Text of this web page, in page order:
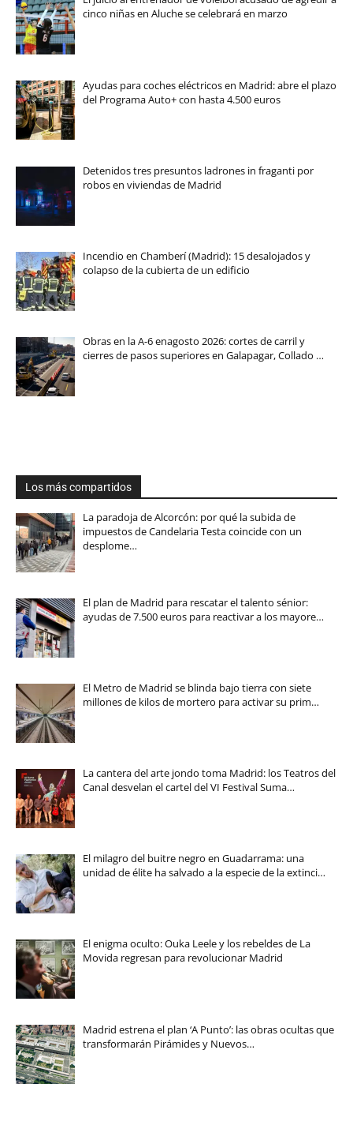
cinco niñas en Aluche se celebrará en marzo
Ayudas para coches eléctricos en Madrid: abre el plazo
del Programa Auto+ con hasta 4.500 euros
Detenidos tres presuntos ladrones in fraganti por
robos en viviendas de Madrid
Incendio en Chamberí (Madrid): 15 desalojados y
colapso de la cubierta de un edificio
Obras en la A-6 enagosto 2026: cortes de carril y
cierres de pasos superiores en Galapagar, Collado …
Los más compartidos
La paradoja de Alcorcón: por qué la subida de
impuestos de Candelaria Testa coincide con un
desplome…
El plan de Madrid para rescatar el talento sénior:
ayudas de 7.500 euros para reactivar a los mayore…
El Metro de Madrid se blinda bajo tierra con siete
millones de kilos de mortero para activar su prim…
La cantera del arte jondo toma Madrid: los Teatros del
Canal desvelan el cartel del VI Festival Suma…
El milagro del buitre negro en Guadarrama: una
unidad de élite ha salvado a la especie de la extinci…
El enigma oculto: Ouka Leele y los rebeldes de La
Movida regresan para revolucionar Madrid
Madrid estrena el plan ‘A Punto’: las obras ocultas que
transformarán Pirámides y Nuevos…